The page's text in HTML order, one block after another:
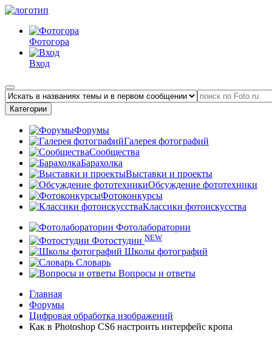
Фотогора
Вход
Категории
Форумы
Галерея фотографий
Сообщества
Барахолка
Выставки и проекты
Обсуждение фототехники
Фотоконкурсы
Классики фотоискусства
Фотолаборатории
Фотостудии NEW
Школы фотографий
Словарь
Вопросы и ответы
Главная
Форумы
Цифровая обработка изображений
Как в Photoshop CS6 настроить интерфейс кропа